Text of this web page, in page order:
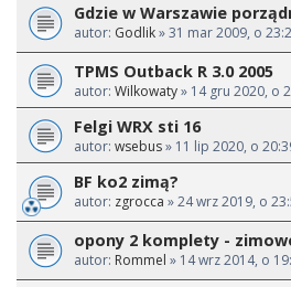
Gdzie w Warszawie
autor: Godlik» 31 mar 2009, o
TPMS Outback R 3.0 2005
autor: Wilkowaty» 14 gru 2020, o
Felgi WRX sti 16
autor: wsebus» 11 lip 2020, o
BF ko2 zimą?
autor: zgrocca » 24 wrz 2019, o
opony 2 komplety -
autor: Rommel » 14 wrz 2014, o